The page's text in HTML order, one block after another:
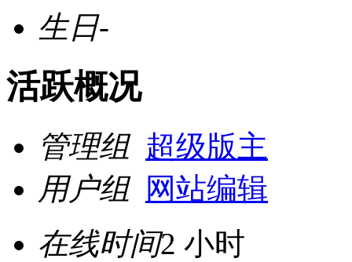
生日-
活跃概况
管理组 超级版主
用户组 网站编辑
在线时间2 小时